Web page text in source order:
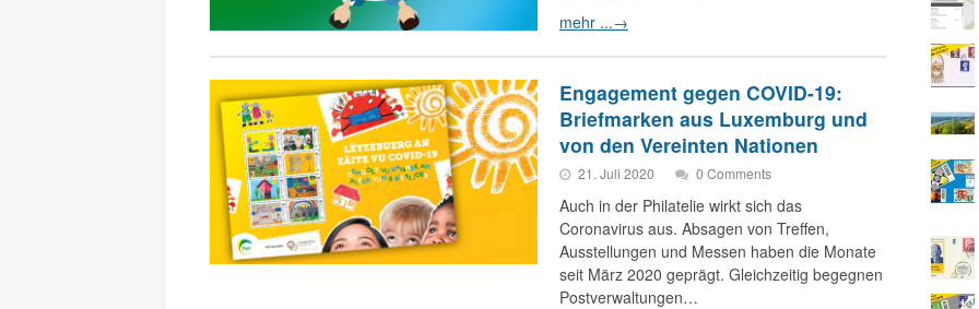
mehr ...→
Engagement gegen COVID-19:
Briefmarken aus Luxemburg und
von den Vereinten Nationen
21. Juli 2020 0 Comments
Auch in der Philatelie wirkt sich das
Coronavirus aus. Absagen von Treffen,
Ausstellungen und Messen haben die Monate
seit März 2020 geprägt. Gleichzeitig begegnen
Postverwaltungen…